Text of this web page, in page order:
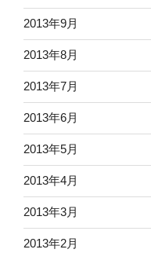
2013年9月
2013年8月
2013年7月
2013年6月
2013年5月
2013年4月
2013年3月
2013年2月